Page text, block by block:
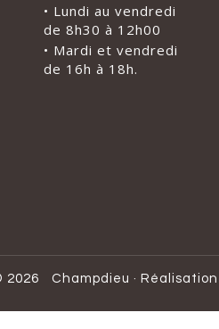
• Lundi au vendredi
de 8h30 à 12h00
• Mardi et vendredi
de 16h à 18h.
2026 Champdieu · Réalisation